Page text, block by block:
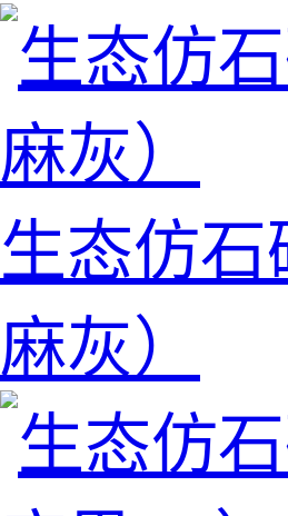
生态仿石
麻灰）